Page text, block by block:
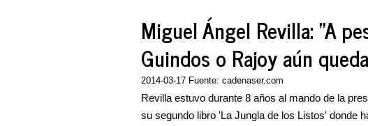
Miguel Ángel Revilla: "A
Guindos o Rajoy aún
2014-03-17 Fuente: cadenaser.com
Revilla estuvo durante 8 años al mando de la
su segundo libro 'La Jungla de los Listos' donde